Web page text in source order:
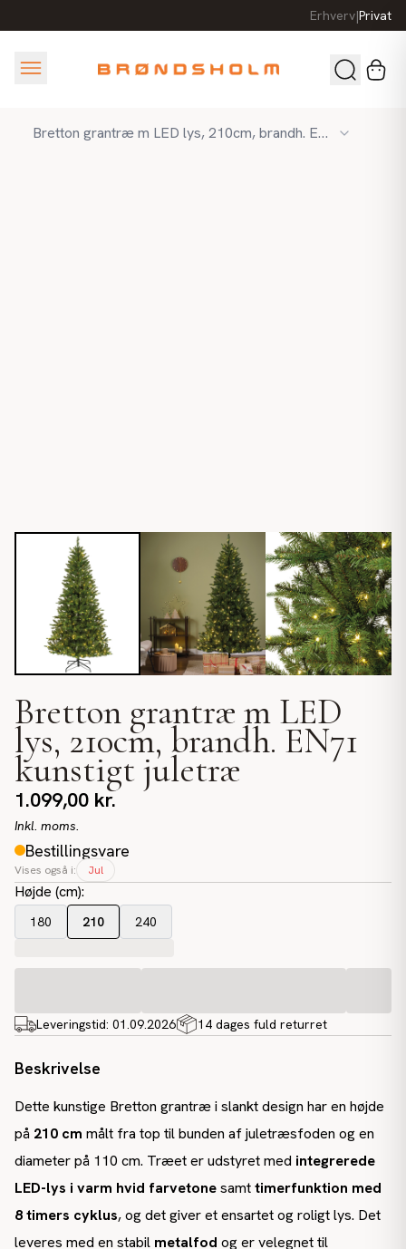
Erhverv|Privat
Bretton grantræ m LED lys, 210cm, brandh. EN71 kunstigt juletræ
Bretton grantræ m LED
lys, 210cm, brandh. EN71
kunstigt juletræ
1.099,00 kr.
Inkl. moms.
Bestillingsvare
Vises også i: Jul
Højde (cm):
180 210 240
Leveringstid: 01.09.2026 14 dages fuld returret
Beskrivelse
Dette kunstige Bretton grantræ i slankt design har en højde
på 210 cm målt fra top til bunden af juletræsfoden og en
diameter på 110 cm. Træet er udstyret med integrerede
LED-lys i varm hvid farvetonesamttimerfunktion med
8 timers cyklus, og det giver et ensartet og roligt lys. Det
leveres med en stabil metalfod og er velegnet til